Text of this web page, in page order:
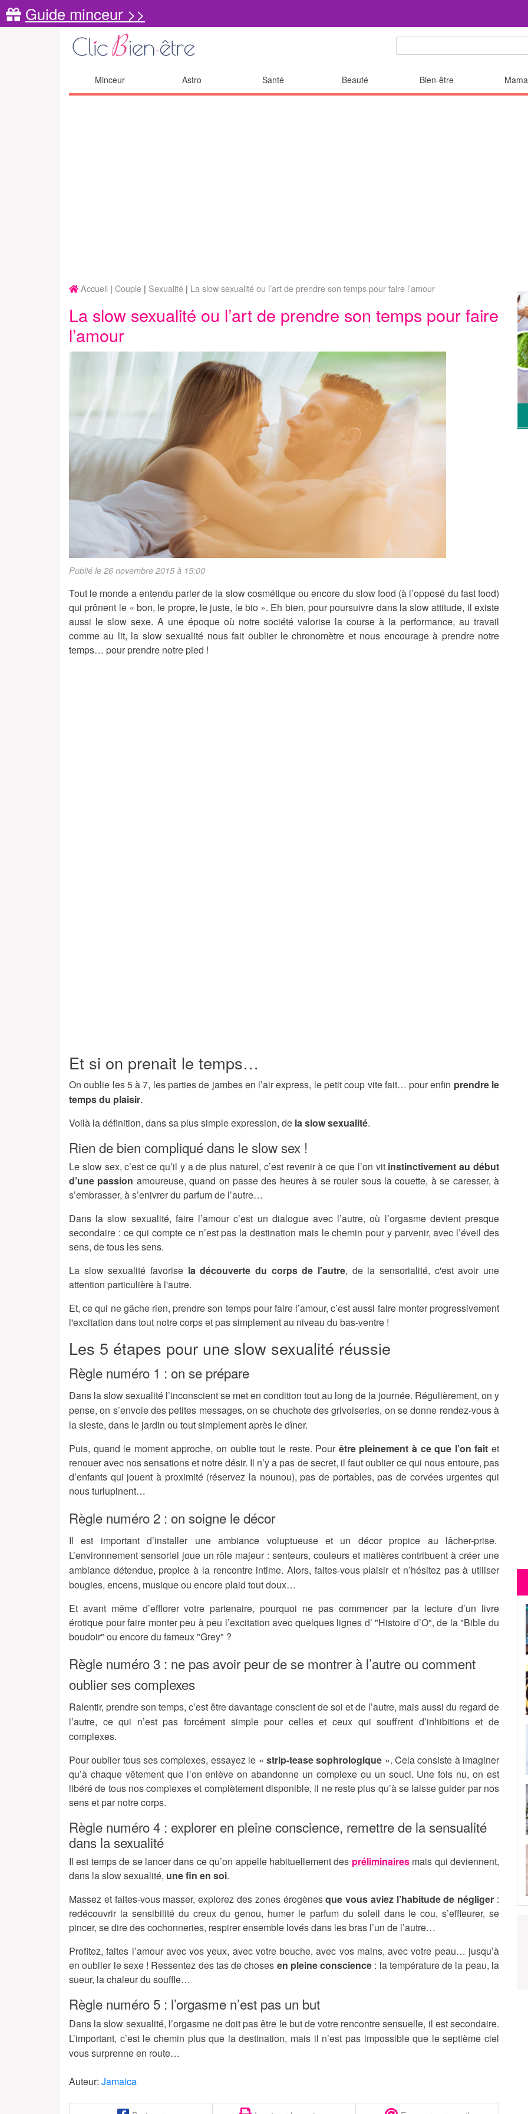
Guide minceur >>
Minceur Astro Santé Beauté Bien-être
Accueil Couple Sexualité La slow sexualité ou l’art de prendre son temps pour faire l’amour
La slow sexualité ou l’art de prendre son temps pour faire
l’amour
Publié le 26 novembre 2015 à 15:00
Tout le monde a entendu parler de la slow cosmétique ou encore du slow food (à l’opposé du fast food)
qui prônent le « bon, le propre, le juste, le bio ». Eh bien, pour poursuivre dans la slow attitude, il existe
aussi le slow sexe. A une époque où notre société valorise la course à la performance, au travail
comme au lit, la slow sexualité nous fait oublier le chronomètre et nous encourage à prendre notre
temps… pour prendre notre pied !
Et si on prenait le temps…
On oublie les 5 à 7, les parties de jambes en l’air express, le petit coup vite fait… pour enfin prendre le
temps du plaisir.
Voilà la définition, dans sa plus simple expression, de la slow sexualité.
Rien de bien compliqué dans le slow sex !
Le slow sex, c’est ce qu’il y a de plus naturel, c’est revenir à ce que l’on vitinstinctivement au début
d’une passion amoureuse, quand on passe des heures à se rouler sous la couette, à se caresser, à
s’embrasser, à s’enivrer du parfum de l’autre…
Dans la slow sexualité, faire l’amour c’est un dialogue avec l’autre, où l’orgasme devient presque
secondaire : ce qui compte ce n’est pas la destination mais le chemin pour y parvenir, avec l’éveil des
sens, de tous les sens.
La slow sexualité favorise la découverte du corps de l'autre, de la sensorialité, c'est avoir une
attention particulière à l'autre.
Et, ce qui ne gâche rien, prendre son temps pour faire l’amour, c’est aussi faire monter progressivement
l'excitation dans tout notre corps et pas simplement au niveau du bas-ventre !
Les 5 étapes pour une slow sexualité réussie
Règle numéro 1 : on se prépare
Dans la slow sexualité l’inconscient se met en condition tout au long de la journée. Régulièrement, on y
pense, on s’envoie des petites messages, on se chuchote des grivoiseries, on se donne rendez-vous à
la sieste, dans le jardin ou tout simplement après le dîner.
Puis, quand le moment approche, on oublie tout le reste. Pour être pleinement à ce que l’on fait et
renouer avec nos sensations et notre désir. Il n’y a pas de secret, il faut oublier ce qui nous entoure, pas
d’enfants qui jouent à proximité (réservez la nounou), pas de portables, pas de corvées urgentes qui
nous turlupinent…
Règle numéro 2 : on soigne le décor
Il est important d’installer une ambiance voluptueuse et un décor propice au lâcher-prise.
L’environnement sensoriel joue un rôle majeur : senteurs, couleurs et matières contribuent à créer une
ambiance détendue, propice à la rencontre intime. Alors, faites-vous plaisir et n’hésitez pas à utiliser
bougies, encens, musique ou encore plaid tout doux…
Et avant même d’efflorer votre partenaire, pourquoi ne pas commencer par la lecture d’un livre
érotique pour faire monter peu à peu l’excitation avec quelques lignes d’ "Histoire d’O", de la "Bible du
boudoir" ou encore du fameux "Grey" ?
Règle numéro 3 : ne pas avoir peur de se montrer à l’autre ou comment
oublier ses complexes
Ralentir, prendre son temps, c’est être davantage conscient de soi et de l’autre, mais aussi du regard de
l’autre, ce qui n’est pas forcément simple pour celles et ceux qui souffrent d’inhibitions et de
complexes.
Pour oublier tous ses complexes, essayez le « strip-tease sophrologique ». Cela consiste à imaginer
qu’à chaque vêtement que l’on enlève on abandonne un complexe ou un souci. Une fois nu, on est
libéré de tous nos complexes et complètement disponible, il ne reste plus qu’à se laisse guider par nos
sens et par notre corps.
Règle numéro 4 : explorer en pleine conscience, remettre de la sensualité
dans la sexualité
Il est temps de se lancer dans ce qu’on appelle habituellement des préliminairesmais qui deviennent,
dans la slow sexualité, une fin en soi.
Massez et faites-vous masser, explorez des zones érogènesque vous aviez l’habitude de négliger :
redécouvrir la sensibilité du creux du genou, humer le parfum du soleil dans le cou, s’effleurer, se
pincer, se dire des cochonneries, respirer ensemble lovés dans les bras l’un de l’autre…
Profitez, faites l’amour avec vos yeux, avec votre bouche, avec vos mains, avec votre peau… jusqu’à
en oublier le sexe ! Ressentez des tas de choses en pleine conscience : la température de la peau, la
sueur, la chaleur du souffle…
Règle numéro 5 : l’orgasme n’est pas un but
Dans la slow sexualité, l’orgasme ne doit pas être le but de votre rencontre sensuelle, il est secondaire.
L’important, c’est le chemin plus que la destination, mais il n’est pas impossible que le septième ciel
vous surprenne en route…
Auteur: Jamaica